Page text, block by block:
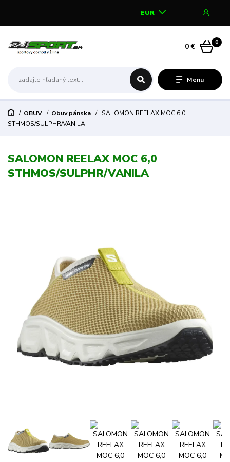
Menu
EUR
0
0 €
OBUV Obuv pánska
SALOMON REELAX MOC 6,0
STHMOS/SULPHR/VANILA
SALOMON REELAX MOC 6,0
STHMOS/SULPHR/VANILA